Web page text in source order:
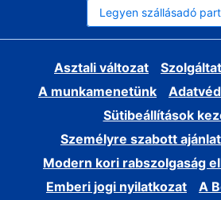
Legyen szállásadó
Asztali változat
A munkamenetünk
Sütibeállítások
Személyre szabott
Modern kori rabszolgaság
Emberi jogi nyilatkozat
A